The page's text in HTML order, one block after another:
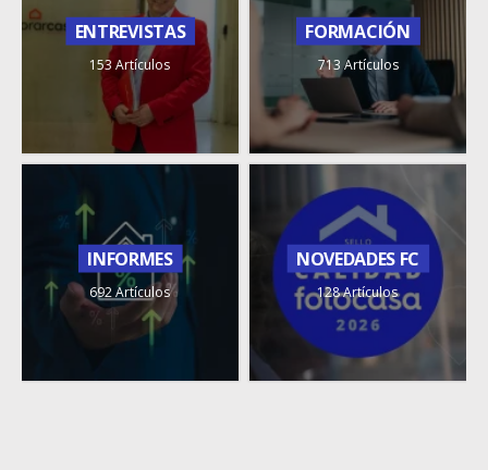
ENTREVISTAS
153 Artículos
FORMACIÓN
713 Artículos
INFORMES
692 Artículos
NOVEDADES FC
128 Artículos